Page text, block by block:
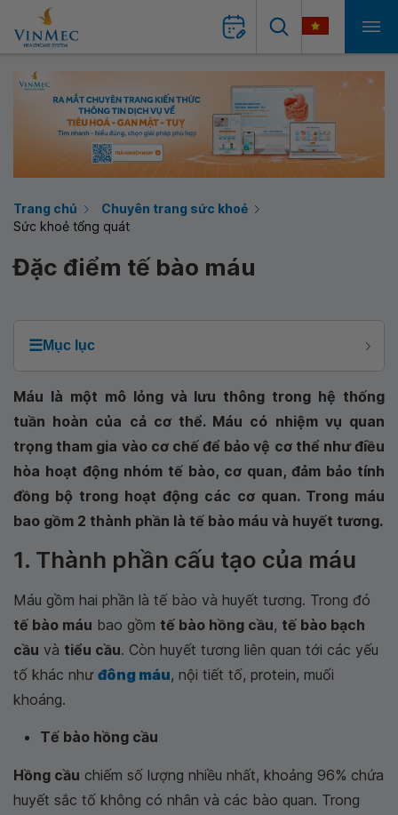
Trang chủ
Chuyên trang sức khoẻ
Sức khoẻ tổng quát
Đặc điểm tế bào máu
☰Mục lục
Máu là một mô lỏng và lưu thông trong hệ thống
tuần hoàn của cả cơ thể. Máu có nhiệm vụ quan
trọng tham gia vào cơ chế để bảo vệ cơ thể như điều
hòa hoạt động nhóm tế bào, cơ quan, đảm bảo tính
đồng bộ trong hoạt động các cơ quan. Trong máu
bao gồm 2 thành phần là tế bào máu và huyết tương.
1. Thành phần cấu tạo của máu
Máu gồm hai phần là tế bào và huyết tương. Trong đó
tế bào máu bao gồm tế bào hồng cầu, tế bào bạch
cầu và tiểu cầu. Còn huyết tương liên quan tới các yếu
tố khác như đông máu, nội tiết tố, protein, muối
khoáng.
Tế bào hồng cầu
Hồng cầu chiếm số lượng nhiều nhất, khoảng 96% chứa
huyết sắc tố không có nhân và các bào quan. Trong